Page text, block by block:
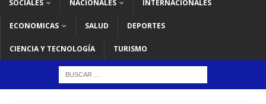
SOCIALES NACIONALES INTERNACIONALES
ECONOMICAS SALUD DEPORTES
CIENCIA Y TECNOLOGÍA TURISMO